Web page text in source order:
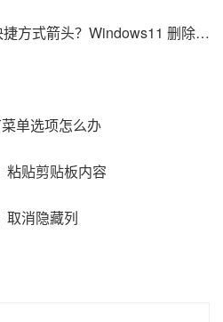
Windows11 怎么消除快捷方式箭头？Windows11 删除快捷图标箭号方法介绍
单选项怎么办
粘贴剪贴板内容
取消隐藏列